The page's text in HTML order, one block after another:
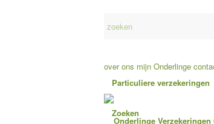
over ons mijn Onderlinge
Particuliere verzekeringen
Zoeken